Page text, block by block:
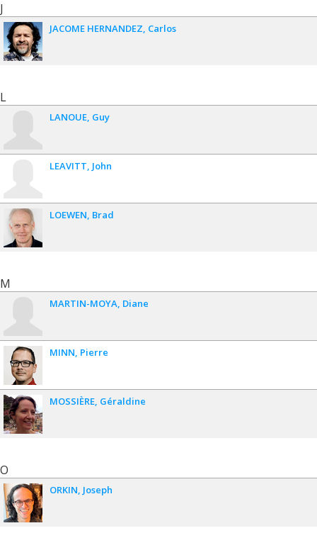
J
JACOME HERNANDEZ Carlos
L
LANOUE Guy
LEAVITT John
LOEWEN Brad
M
MARTIN-MOYA Diane
MINN Pierre
MOSSIÈRE Géraldine
O
ORKIN Joseph